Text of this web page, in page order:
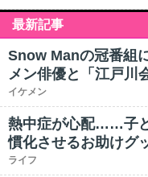
最新記事
Snow Manの冠番組
メン俳優と「江戸川
イケメン
熱中症が心配……子
慣化させるお助けグ
ライフ